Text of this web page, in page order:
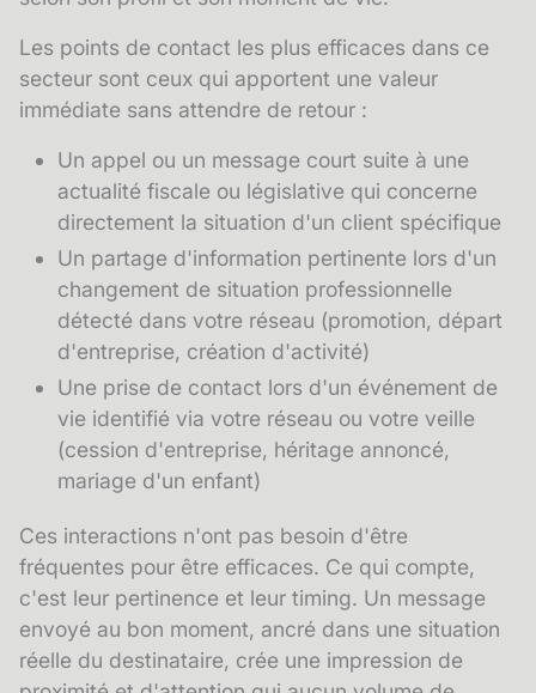
Les points de contact les plus efficaces dans ce
secteur sont ceux qui apportent une valeur
immédiate sans attendre de retour :
Un appel ou un message court suite à une
actualité fiscale ou législative qui concerne
directement la situation d'un client spécifique
Un partage d'information pertinente lors d'un
changement de situation professionnelle
détecté dans votre réseau (promotion, départ
d'entreprise, création d'activité)
Une prise de contact lors d'un événement de
vie identifié via votre réseau ou votre veille
(cession d'entreprise, héritage annoncé,
mariage d'un enfant)
Ces interactions n'ont pas besoin d'être
fréquentes pour être efficaces. Ce qui compte,
c'est leur pertinence et leur timing. Un message
envoyé au bon moment, ancré dans une situation
réelle du destinataire, crée une impression de